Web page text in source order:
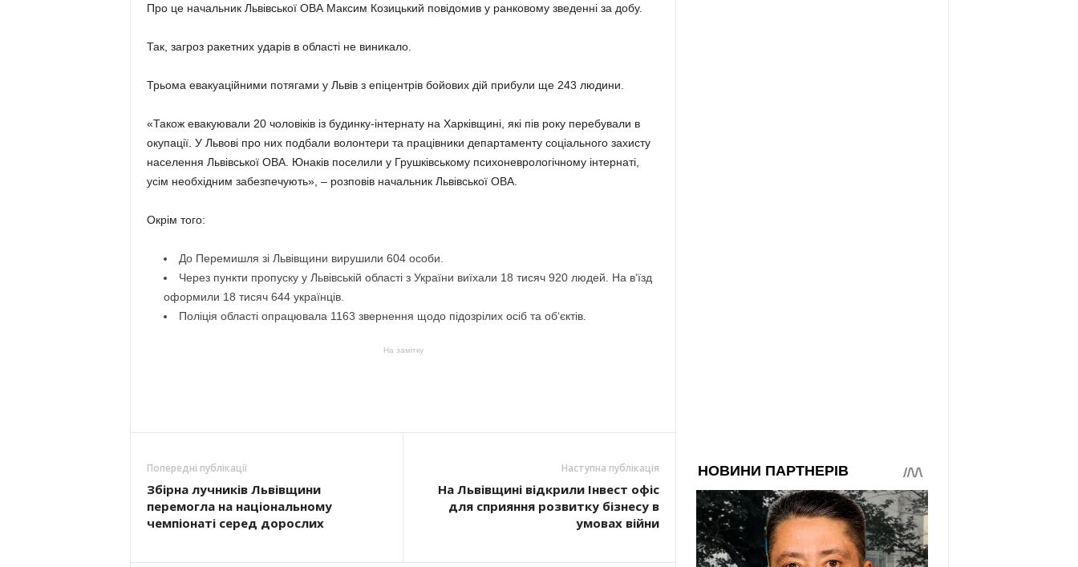
Про це начальник Львівської ОВА Максим Козицький повідомив у ранковому зведенні за добу.
Так, загроз ракетних ударів в області не виникало.
Трьома евакуаційними потягами у Львів з епіцентрів бойових дій прибули ще 243 людини.
«Також евакуювали 20 чоловіків із будинку-інтернату на Харківщині, які пів року перебували в
окупації. У Львові про них подбали волонтери та працівники департаменту соціального захисту
населення Львівської ОВА. Юнаків поселили у Грушківському психоневрологічному інтернаті,
усім необхідним забезпечують», – розповів начальник Львівської ОВА.
Окрім того:
До Перемишля зі Львівщини вирушили 604 особи.
Через пункти пропуску у Львівській області з України виїхали 18 тисяч 920 людей. На в‘їзд
оформили 18 тисяч 644 українців.
Поліція області опрацювала 1163 звернення щодо підозрілих осіб та об‘єктів.
На замітку
Попередні публікації
Збірна лучників Львівщини
перемогла на національному
чемпіонаті серед дорослих
Наступна публікація
На Львівщині відкрили Інвест офіс
для сприяння розвитку бізнесу в
умовах війни